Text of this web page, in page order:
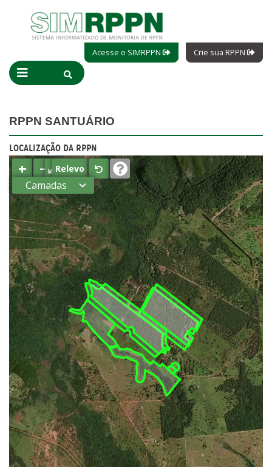
Acesse o SIMRPPN Crie sua RPPN
RPPN SANTUÁRIO
LOCALIZAÇÃO DA RPPN
+ −⤢Relevo
Camadas
Estados
Municípios
Terras
indígenas
(FUNAI)
UC Federal
UC Estaduais
UC
Municipais
Hidrografia
1:1.000.000
(ANA)
Biomas
(IBGE)
Vegetação
(IBGE)
Rodovias